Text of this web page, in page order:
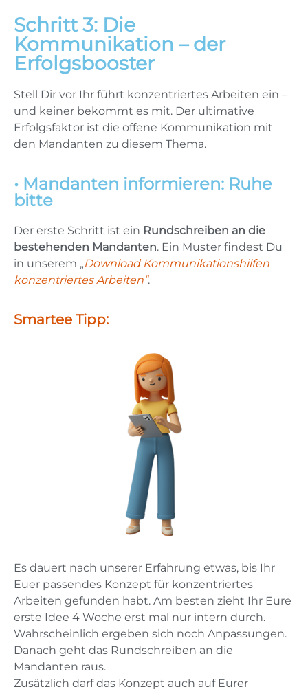
Schritt 3: Die
Kommunikation – der
Erfolgsbooster
Stell Dir vor Ihr führt konzentriertes Arbeiten ein –
und keiner bekommt es mit. Der ultimative
Erfolgsfaktor ist die offene Kommunikation mit
den Mandanten zu diesem Thema.
• Mandanten informieren: Ruhe
bitte
Der erste Schritt ist ein Rundschreiben an die
bestehenden Mandanten. Ein Muster findest Du
in unserem „Download Kommunikationshilfen
konzentriertes Arbeiten“.
Smartee Tipp:
Es dauert nach unserer Erfahrung etwas, bis Ihr
Euer passendes Konzept für konzentriertes
Arbeiten gefunden habt. Am besten zieht Ihr Eure
erste Idee 4 Woche erst mal nur intern durch.
Wahrscheinlich ergeben sich noch Anpassungen.
Danach geht das Rundschreiben an die
Mandanten raus.
Zusätzlich darf das Konzept auch auf Eurer